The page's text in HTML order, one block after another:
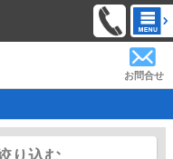
お問合せ